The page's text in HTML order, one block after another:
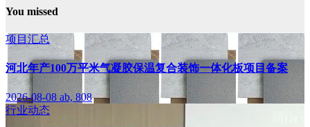
You missed
项目汇总
河北年产100万平米气凝胶保温复合装饰一体化板项目备案
2026-08-08ab, 808
行业动态